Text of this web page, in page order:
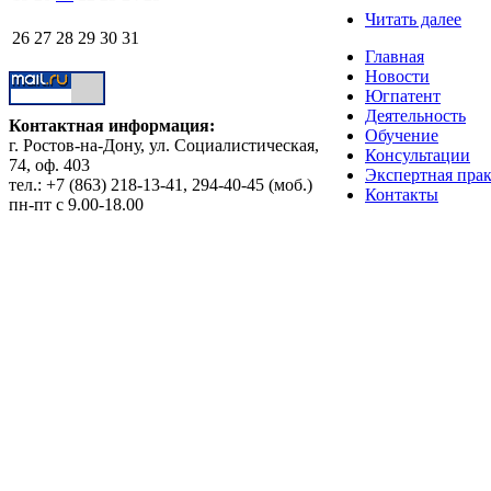
26 27 28 29 30 31
Контактная информация:
г. Ростов-на-Дону, ул. Социалистическая,
74, оф. 403
тел.: +7 (863) 218-13-41, 294-40-45 (моб.)
пн-пт с 9.00-18.00
Читать далее
Главная
Новости
Югпатент
Деятельность
Обучение
Консультации
Экспертная
Контакты